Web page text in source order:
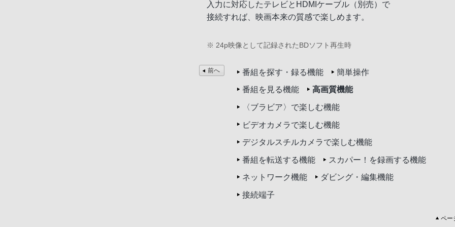
入力に対応したテレビとHDMIケーブル（別売）で
接続すれば、映画本来の質感で楽しめます。
※ 24p映像として記録されたBDソフト再生時
前へ 番組を探す・録る機能 簡単操作
番組を見る機能 高画質機能
〈ブラビア〉で楽しむ機能
ビデオカメラで楽しむ機能
デジタルスチルカメラで楽しむ機能
番組を転送する機能 スカパー！を録画する機能
ネットワーク機能 ダビング・編集機能
接続端子
ペー